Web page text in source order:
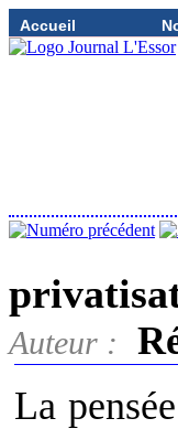
Accueil
Auteur :
La